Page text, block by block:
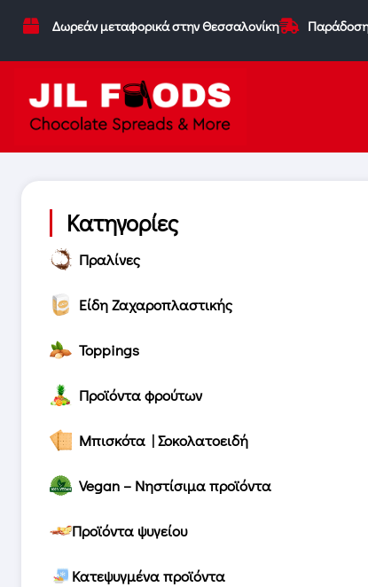
Δωρεάν μεταφορικά στην Θεσσαλονίκη Παράδοση
Κατηγορίες
Πραλίνες
Είδη Ζαχαροπλαστικής
Toppings
Προϊόντα φρούτων
Μπισκότα | Σοκολατοειδή
Vegan – Νηστίσιμα προϊόντα
Προϊόντα ψυγείου
Κατεψυγμένα προϊόντα